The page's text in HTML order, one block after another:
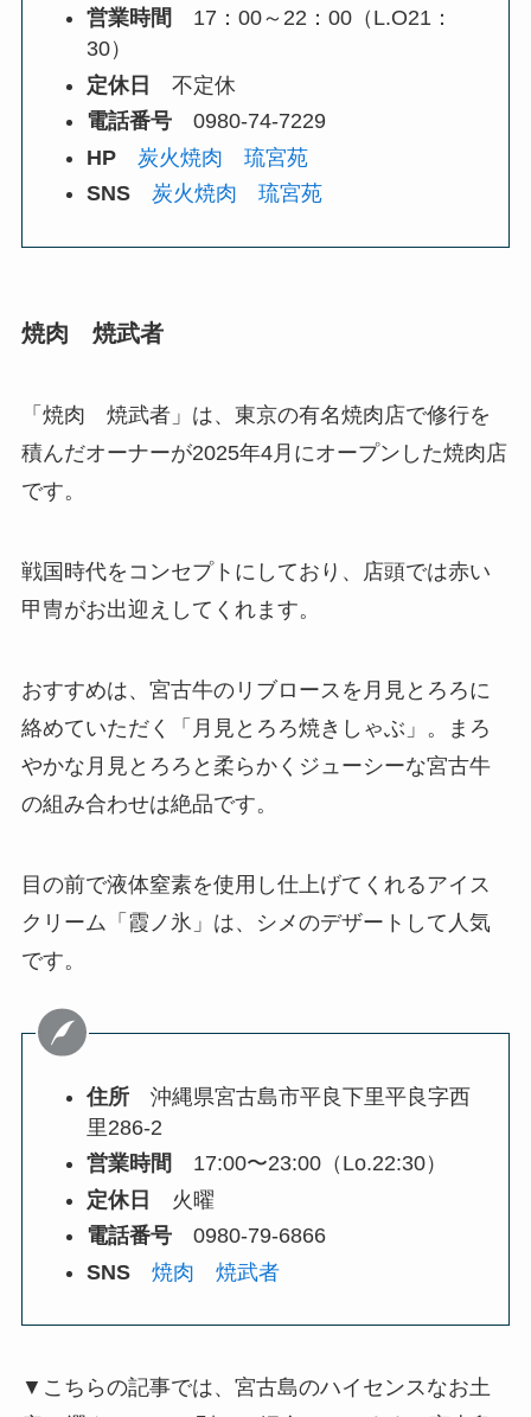
営業時間 17：00～22：00（L.O21：
30）
定休日
不定休
電話番号0980-74-7229
HP
炭火焼肉 琉宮苑
SNS
炭火焼肉 琉宮苑
焼肉 焼武者
「焼肉 焼武者」は、東京の有名焼肉店で修行を
積んだオーナーが2025年4月にオープンした焼肉店
です。
戦国時代をコンセプトにしており、店頭では赤い
甲冑がお出迎えしてくれます。
おすすめは、宮古牛のリブロースを月見とろろに
絡めていただく「月見とろろ焼きしゃぶ」。まろ
やかな月見とろろと柔らかくジューシーな宮古牛
の組み合わせは絶品です。
目の前で液体窒素を使用し仕上げてくれるアイス
クリーム「霞ノ氷」は、シメのデザートして人気
です。
住所沖縄県宮古島市平良下里平良字西
里286-2
営業時間 17:00〜23:00（Lo.22:30）
定休日
火曜
電話番号0980-79-6866
SNS
焼肉 焼武者
▼こちらの記事では、宮古島のハイセンスなお土